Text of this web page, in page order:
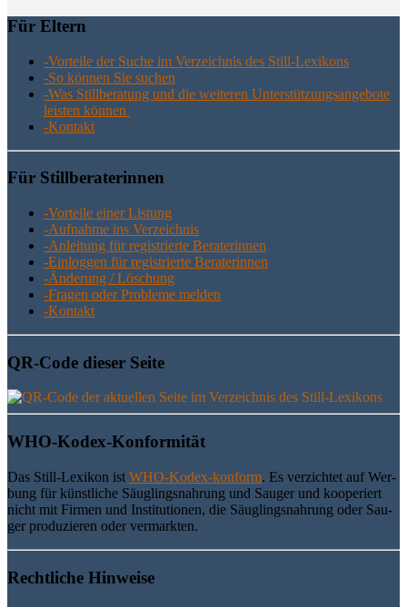
Für Eltern
-Vor­tei­le der Suche im Ver­zeich­nis des Still-Lexikons
-So kön­nen Sie suchen
-Was Still­be­ra­tung und die wei­te­ren Unter­stüt­zungs­an­ge­bo­te
leis­ten können
-Kon­takt
Für Still­be­ra­te­rin­nen
-Vor­tei­le einer Listung
-Auf­nah­me ins Verzeichnis
-Anlei­tung für regis­trier­te Beraterinnen
-Ein­log­gen für regis­trier­te Beraterinnen
-Ände­rung / Löschung
-Fra­gen oder Pro­ble­me melden
-Kon­takt
QR-Code die­ser Seite
WHO-Kodex-Kon­for­mi­tät
Das Still-Lexi­kon ist WHO-Kodex-kon­form. Es ver­zich­tet auf Wer­
bung für künst­li­che Säug­lings­nah­rung und Sau­ger und koope­riert
nicht mit Fir­men und Insti­tu­tio­nen, die Säug­lings­nah­rung oder Sau­
ger pro­du­zie­ren oder vermarkten.
Recht­li­che Hinweise